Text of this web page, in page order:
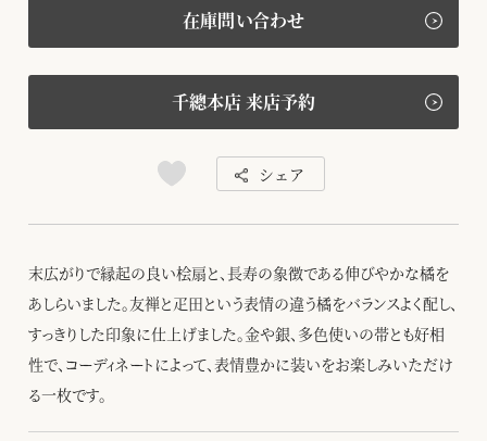
在庫問い合わせ
千總本店 来店予約
シェア
末広がりで縁起の良い桧扇と、長寿の象徴である伸びやかな橘を
あしらいました。友禅と疋田という表情の違う橘をバランスよく配し、
すっきりした印象に仕上げました。金や銀、多色使いの帯とも好相
性で、コーディネートによって、表情豊かに装いをお楽しみいただけ
る一枚です。